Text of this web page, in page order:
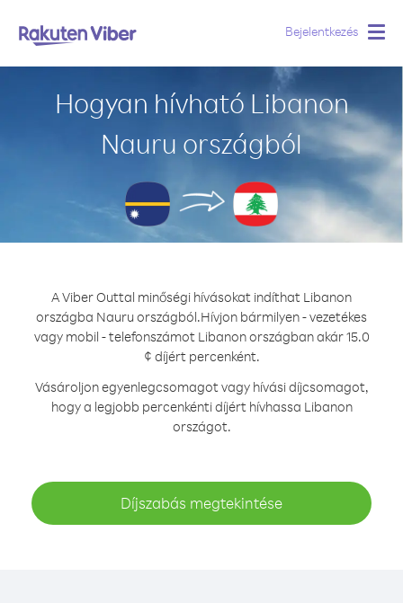
Bejelentkezés
Hogyan hívható Libanon
Nauru országból
A Viber Outtal minőségi hívásokat indíthat Libanon
országba Nauru országból.Hívjon bármilyen - vezetékes
vagy mobil - telefonszámot Libanon országban akár 15.0
¢ díjért percenként.
Vásároljon egyenlegcsomagot vagy hívási díjcsomagot,
hogy a legjobb percenkénti díjért hívhassa Libanon
országot.
Díjszabás megtekintése